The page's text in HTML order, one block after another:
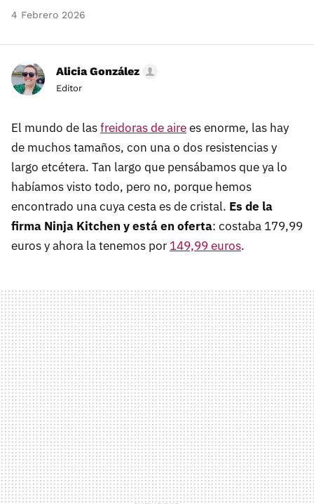
4 Febrero 2026
Alicia González
Editor
El mundo de lasfreidoras de airees enorme, las hay
de muchos tamaños, con una o dos resistencias y
largo etcétera. Tan largo que pensábamos que ya lo
habíamos visto todo, pero no, porque hemos
encontrado una cuya cesta es de cristal. Es de la
firma Ninja Kitchen y está en oferta: costaba 179,99
euros y ahora la tenemos por 149,99 euros.